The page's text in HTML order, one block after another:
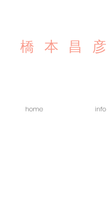
橋本昌彦
home info